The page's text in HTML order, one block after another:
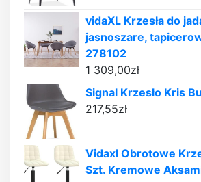
vidaXL Krzesła do
jasnoszare,
278102
1 309,00zł
Signal Krzesło Kris
217,55zł
Vidaxl Obrotowe
Szt. Kremowe